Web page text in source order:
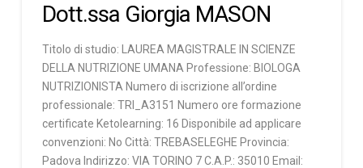
Dott.ssa Giorgia MASON
Titolo di studio: LAUREA MAGISTRALE IN SCIENZE
DELLA NUTRIZIONE UMANA Professione: BIOLOGA
NUTRIZIONISTA Numero di iscrizione all’ordine
professionale: TRI_A3151 Numero ore formazione
certificate Ketolearning: 16 Disponibile ad applicare
convenzioni: No Città: TREBASELEGHE Provincia:
Padova Indirizzo: VIA TORINO 7 C.A.P.: 35010 Email: